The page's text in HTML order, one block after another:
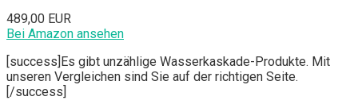
489,00 EUR
Bei Amazon ansehen
[success]Es gibt unzählige Wasserkaskade-Produkte. Mit
unseren Vergleichen sind Sie auf der richtigen Seite.
[/success]